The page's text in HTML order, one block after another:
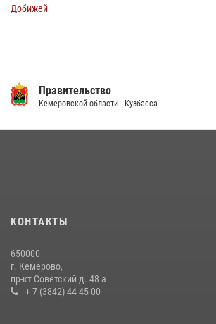
Добижей
14 июля 2026, 08:52 1
20 июля 2026, 08:52
гипермаркета товары на 13 тысяч рублей (ВИДЕО)
16 июля 2026, 06:43
Правительство
Кемеровской области - Кузбасса
КОНТАКТЫ
650000
г. Кемерово,
пр-кт Советский д. 48 а
+ 7 (3842) 44-45-00